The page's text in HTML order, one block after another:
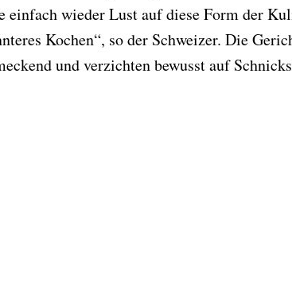
einfach wieder Lust auf diese Form der
Kochen“, so der Schweizer. Die
und verzichten bewusst auf